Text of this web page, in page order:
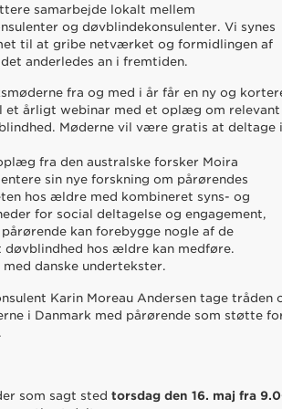
samarbejde lokalt mellem
og døvblindekonsulenter. Vi synes
til at gribe netværket og formidlingen af
anderledes an i fremtiden.
fra og med i år får en ny og
årligt webinar med et oplæg om relevant
Møderne vil være gratis at deltage
fra den australske forsker Moira
sin nye forskning om pårørendes
hos ældre med kombineret syns- og
for social deltagelse og engagement,
kan forebygge nogle af de
døvblindhed hos ældre kan medføre.
danske undertekster.
Karin Moreau Andersen tage tråden
i Danmark med pårørende som støtte
som sagt sted torsdag den 16. maj fra